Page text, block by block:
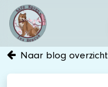
Naar blog overzicht